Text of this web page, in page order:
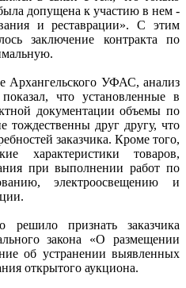
допущена к участию в нем -
и реставрации». С этим
заключение контракта по
Архангельского УФАС, анализ
что установленные в
документации объемы по
тождественны друг другу, что
заказчика. Кроме того,
характеристики товаров,
при выполнении работ по
электроосвещению и
решило признать заказчика
закона «О размещении
об устранении выявленных
открытого аукциона.